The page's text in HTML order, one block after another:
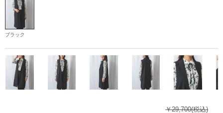
ブラック
￥29,700(税込)